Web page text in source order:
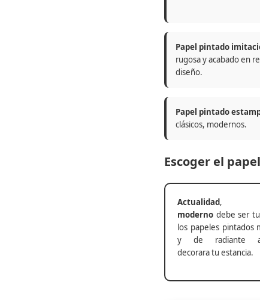
Papel pintado
rugosa y acabado en
diseño.
Papel pintado
clásicos, modernos.
Escoger el
Actualidad,
moderno debe ser
los papeles pintados
y de radiante
decorara tu estancia.